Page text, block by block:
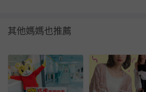
其他媽媽也推薦